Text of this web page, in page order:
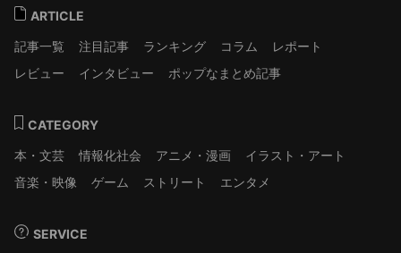
ARTICLE
記事一覧
注目記事 ランキング コラム
レポート
レビュー
インタビュー ポップなまとめ記事
CATEGORY
本・文芸
情報化社会 アニメ・漫画
イラスト・アート
音楽・映像
ゲーム ストリート エンタメ
SERVICE